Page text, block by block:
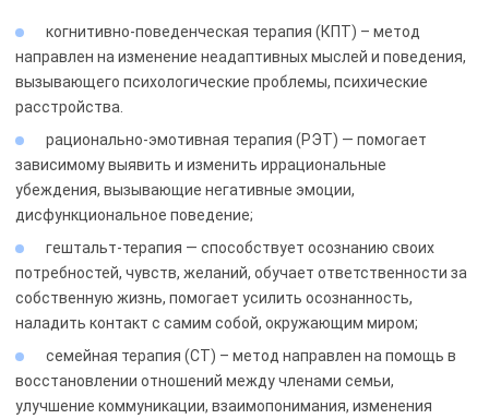
когнитивно-поведенческая терапия (КПТ) – метод
направлен на изменение неадаптивных мыслей и поведения,
вызывающего психологические проблемы, психические
расстройства.
рационально-эмотивная терапия (РЭТ) — помогает
зависимому выявить и изменить иррациональные
убеждения, вызывающие негативные эмоции,
дисфункциональное поведение;
гештальт-терапия — способствует осознанию своих
потребностей, чувств, желаний, обучает ответственности за
собственную жизнь, помогает усилить осознанность,
наладить контакт с самим собой, окружающим миром;
семейная терапия (СТ) – метод направлен на помощь в
восстановлении отношений между членами семьи,
улучшение коммуникации, взаимопонимания, изменения